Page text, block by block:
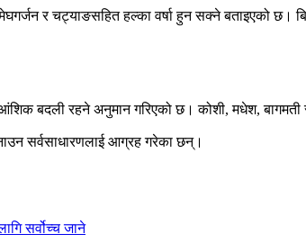
र चट्याङसहित हल्का वर्षा हुन सक्ने बताइएको छ।
बदली रहने अनुमान गरिएको छ। कोशी, मधेश, बागमती
सर्वसाधारणलाई आग्रह गरेका छन्।
सर्वोच्च जाने